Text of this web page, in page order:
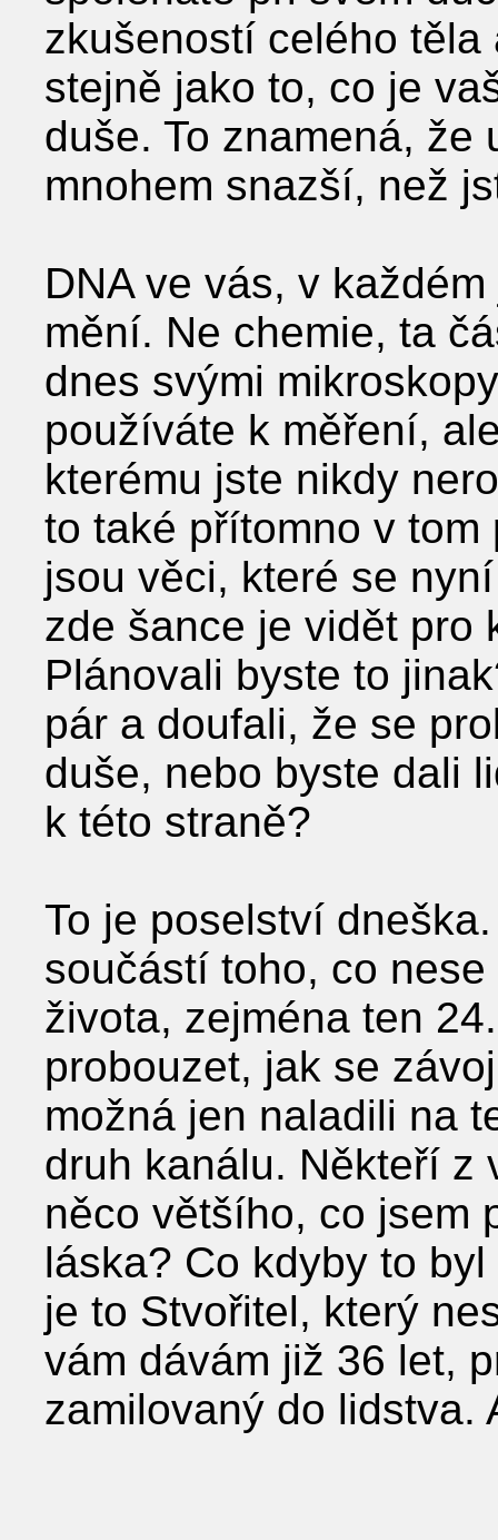
zkušeností celého
stejně jako to, co je
duše. To znamená, že
mnohem snazší, než
DNA ve vás, v
mění. Ne chemie, ta
dnes svými
používáte k měření,
kterému jste nikdy
to také přítomno v tom
jsou věci, které se
zde šance je vidět pro
Plánovali byste to
pár a doufali, že se
duše, nebo byste dali
k této straně?
To je poselství
součástí toho, co
života, zejména ten
probouzet, jak se
možná jen naladili na
druh kanálu. Někteří z
něco většího, co jsem
láska? Co kdyby to
je to Stvořitel, který
vám dávám již 36 let,
zamilovaný do lidstva.